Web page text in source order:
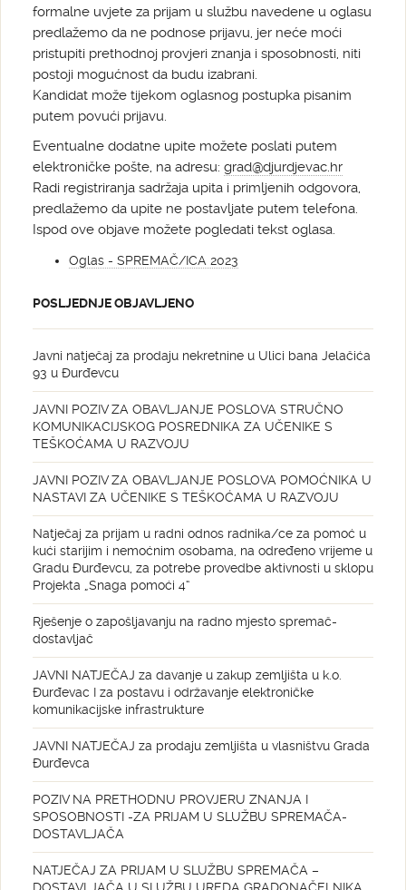
formalne uvjete za prijam u službu navedene u oglasu
predlažemo da ne podnose prijavu, jer neće moći
pristupiti prethodnoj provjeri znanja i sposobnosti, niti
postoji mogućnost da budu izabrani.
Kandidat može tijekom oglasnog postupka pisanim
putem povući prijavu.
Eventualne dodatne upite možete poslati putem
elektroničke pošte, na adresu: grad@djurdjevac.hr
Radi registriranja sadržaja upita i primljenih odgovora,
predlažemo da upite ne postavljate putem telefona.
Ispod ove objave možete pogledati tekst oglasa.
Oglas - SPREMAČ/ICA 2023
POSLJEDNJE OBJAVLJENO
Javni natječaj za prodaju nekretnine u Ulici bana Jelačića
93 u Đurđevcu
JAVNI POZIV ZA OBAVLJANJE POSLOVA STRUČNO
KOMUNIKACIJSKOG POSREDNIKA ZA UČENIKE S
TEŠKOĆAMA U RAZVOJU
JAVNI POZIV ZA OBAVLJANJE POSLOVA POMOĆNIKA U
NASTAVI ZA UČENIKE S TEŠKOĆAMA U RAZVOJU
Natječaj za prijam u radni odnos radnika/ce za pomoć u
kući starijim i nemoćnim osobama, na određeno vrijeme u
Gradu Đurđevcu, za potrebe provedbe aktivnosti u sklopu
Projekta „Snaga pomoći 4“
Rješenje o zapošljavanju na radno mjesto spremač-
dostavljač
JAVNI NATJEČAJ za davanje u zakup zemljišta u k.o.
Đurđevac I za postavu i održavanje elektroničke
komunikacijske infrastrukture
JAVNI NATJEČAJ za prodaju zemljišta u vlasništvu Grada
Đurđevca
POZIV NA PRETHODNU PROVJERU ZNANJA I
SPOSOBNOSTI -ZA PRIJAM U SLUŽBU SPREMAČA-
DOSTAVLJAČA
NATJEČAJ ZA PRIJAM U SLUŽBU SPREMAČA –